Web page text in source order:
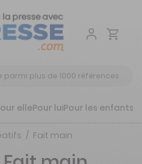
Aller
ellePour luiPour les enfants
Fait main